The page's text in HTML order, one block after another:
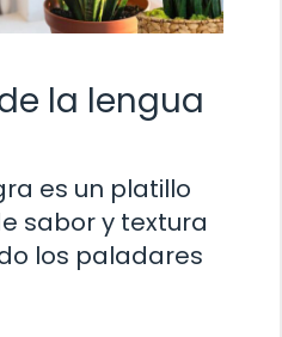
la lengua
es un platillo
sabor y textura
los paladares